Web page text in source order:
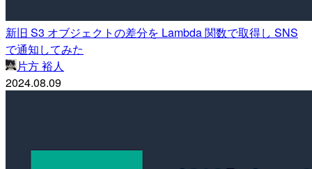
新旧 S3 オブジェクトの差分を Lambda 関数で取得し SNS
で通知してみた
片方 裕人
2024.08.09